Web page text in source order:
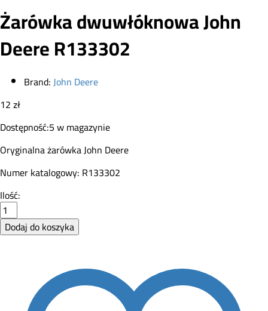
Żarówka dwuwłóknowa John
Deere R133302
Brand:John Deere
12zł
Dostępność:5 w magazynie
Oryginalna żarówka John Deere
Numer katalogowy: R133302
Żarówka
dwuwłóknowa
John
Deere
Ilość:
Dodaj do koszyka